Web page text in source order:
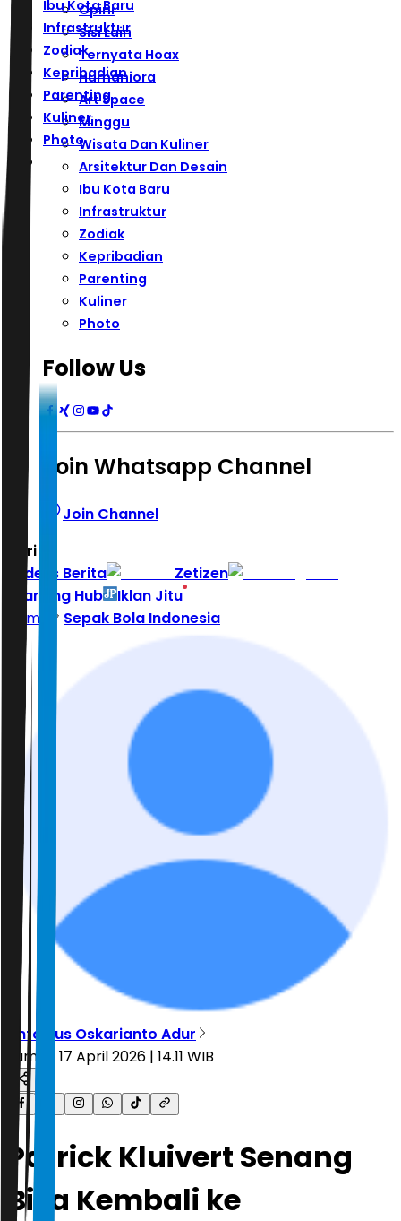
Ibu Kota Baru
Infrastruktur
Zodiak
Kepribadian
Parenting
Kuliner
Photo
Opini
Sisi Lain
Ternyata Hoax
Humaniora
Art Space
Minggu
Wisata Dan Kuliner
Arsitektur Dan Desain
Ibu Kota Baru
Infrastruktur
Zodiak
Kepribadian
Parenting
Kuliner
Photo
Follow Us
Join Whatsapp Channel
Join Channel
Hari ini
Indeks Berita
Zetizen
Learning Hub
Iklan Jitu
Home
Sepak Bola Indonesia
Antonius Oskarianto Adur
Jumat, 17 April 2026 | 14.11 WIB
Patrick Kluivert Senang
Bisa Kembali ke